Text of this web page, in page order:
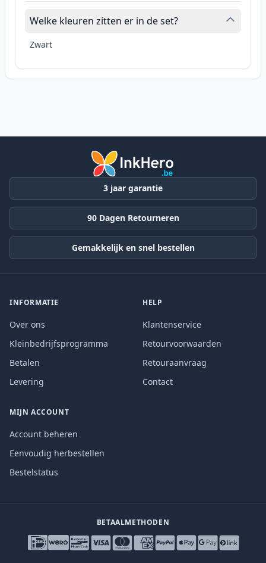
Welke kleuren zitten er in de set?
Zwart
3 jaar garantie
90 Dagen Retourneren
Gemakkelijk en snel bestellen
INFORMATIE
Over ons
Kleinbedrijfsprogramma
Betalen
Levering
HELP
Klantenservice
Retourvoorwaarden
Retouraanvraag
Contact
MIJN ACCOUNT
Account beheren
Eenvoudig herbestellen
Bestelstatus
BETAALMETHODEN